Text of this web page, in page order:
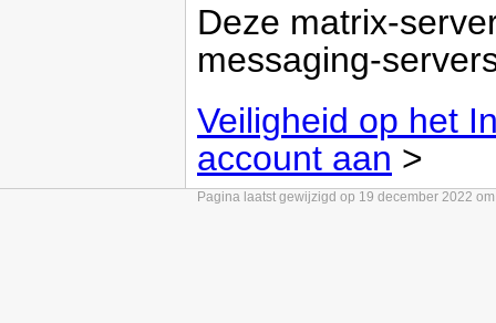
Deze matrix-
messaging-
Veiligheid op het
account aan >
Pagina laatst gewijzigd op 19 december 2022